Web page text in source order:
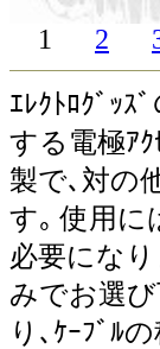
1 2
ｴﾚｸﾄﾛｸﾞｯｽ
する電極ｱｸ
製で､対の
す｡ 使用に
必要にな
みでお選
り､ｹｰﾌﾞﾙ